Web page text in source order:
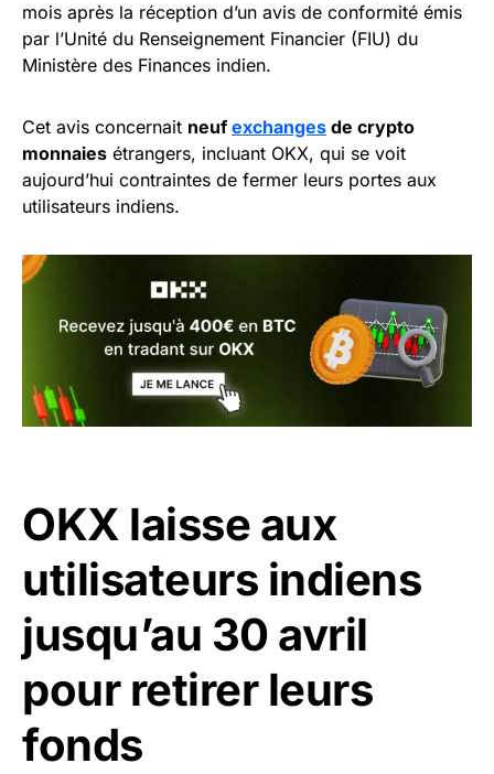
mois après la réception d’un avis de conformité émis
par l’Unité du Renseignement Financier (FIU) du
Ministère des Finances indien.
Cet avis concernait neufexchanges de crypto
monnaies étrangers, incluant OKX, qui se voit
aujourd’hui contraintes de fermer leurs portes aux
utilisateurs indiens.
OKX laisse aux
utilisateurs indiens
jusqu’au 30 avril
pour retirer leurs
fonds